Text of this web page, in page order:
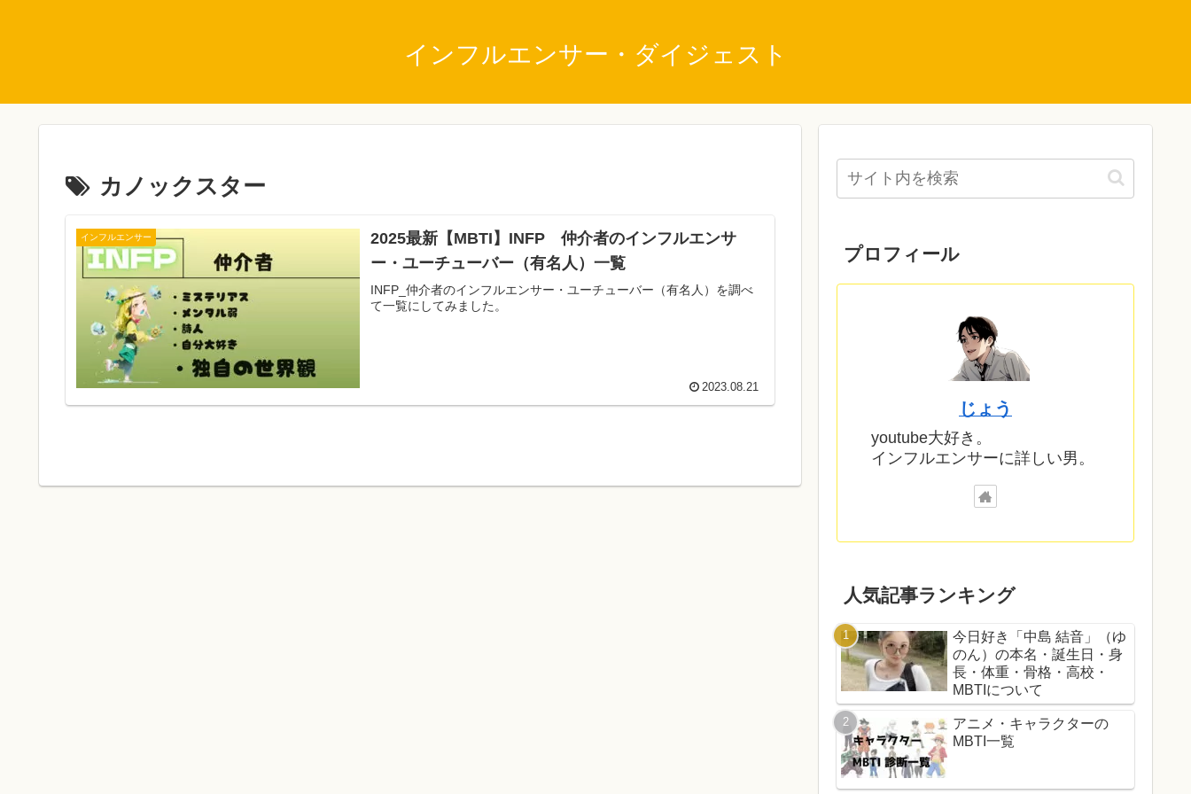
インフルエンサー・ダイジェスト
カノックスター
インフルエンサー
2025最新【MBTI】INFP 仲介者のインフルエンサ
ー・ユーチューバー（有名人）一覧
INFP_仲介者のインフルエンサー・ユーチューバー（有名人）を調べ
て一覧にしてみました。
2023.08.21
プロフィール
じょう
youtube大好き。
インフルエンサーに詳しい男。
人気記事ランキング
今日好き「中島 結音」（ゆ
のん）の本名・誕生日・身
長・体重・骨格・高校・
MBTIについて
アニメ・キャラクターの
MBTI一覧